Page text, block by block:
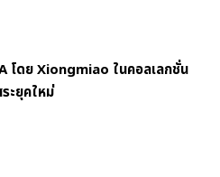
โดย Xiongmiao ในคอลเลกชั่น
ะยุคใหม่